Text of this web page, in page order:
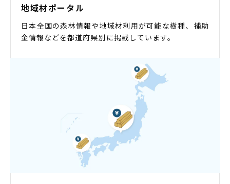
地域材ポータル
日本全国の森林情報や地域材利用が可能な樹種、補助
金情報などを都道府県別に掲載しています。